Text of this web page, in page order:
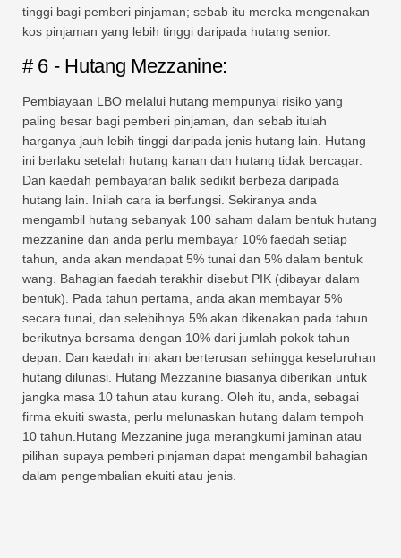
tinggi bagi pemberi pinjaman; sebab itu mereka mengenakan
kos pinjaman yang lebih tinggi daripada hutang senior.
# 6 - Hutang Mezzanine:
Pembiayaan LBO melalui hutang mempunyai risiko yang
paling besar bagi pemberi pinjaman, dan sebab itulah
harganya jauh lebih tinggi daripada jenis hutang lain. Hutang
ini berlaku setelah hutang kanan dan hutang tidak bercagar.
Dan kaedah pembayaran balik sedikit berbeza daripada
hutang lain. Inilah cara ia berfungsi. Sekiranya anda
mengambil hutang sebanyak 100 saham dalam bentuk hutang
mezzanine dan anda perlu membayar 10% faedah setiap
tahun, anda akan mendapat 5% tunai dan 5% dalam bentuk
wang. Bahagian faedah terakhir disebut PIK (dibayar dalam
bentuk). Pada tahun pertama, anda akan membayar 5%
secara tunai, dan selebihnya 5% akan dikenakan pada tahun
berikutnya bersama dengan 10% dari jumlah pokok tahun
depan. Dan kaedah ini akan berterusan sehingga keseluruhan
hutang dilunasi. Hutang Mezzanine biasanya diberikan untuk
jangka masa 10 tahun atau kurang. Oleh itu, anda, sebagai
firma ekuiti swasta, perlu melunaskan hutang dalam tempoh
10 tahun.Hutang Mezzanine juga merangkumi jaminan atau
pilihan supaya pemberi pinjaman dapat mengambil bahagian
dalam pengembalian ekuiti atau jenis.